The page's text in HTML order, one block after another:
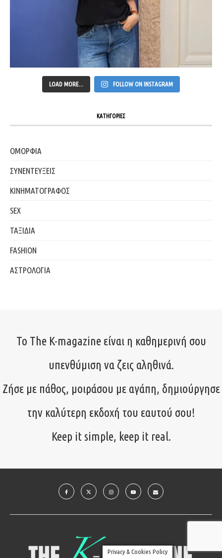
LOAD MORE... FOLLOW ON INSTAGRAM
ΚΑΤΗΓΟΡΙΕΣ
ΟΜΟΡΦΙΑ
ΣΥΝΕΝΤΕΥΞΕΙΣ
ΚΙΝΗΜΑΤΟΓΡΑΦΟΣ
SEX
ΤΑΞΙΔΙΑ
FASHION
ΑΣΤΡΟΛΟΓΙΑ
Το The K-magazine είναι η καθημερινή σου
υπενθύμιση να ζεις αληθινά.
Ζήσε με πάθος, μοιράσου με αγάπη, δημιούργησε
την καλύτερη εκδοχή του εαυτού σου!
Keep it simple, keep it real.
Privacy & Cookies Policy